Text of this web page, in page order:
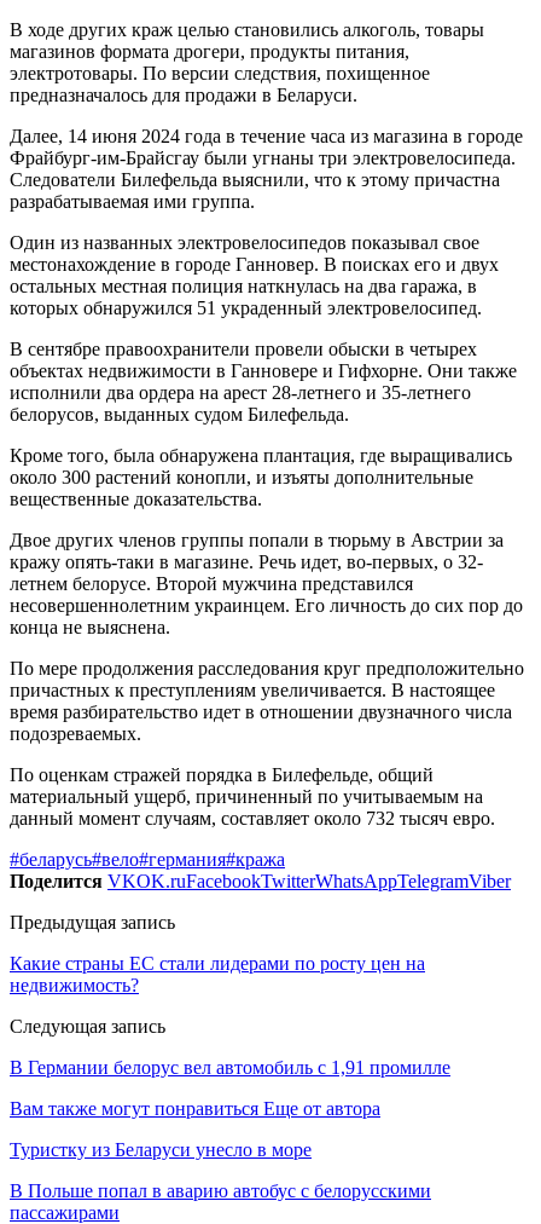
В ходе других краж целью становились алкоголь, товары
магазинов формата дрогери, продукты питания,
электротовары. По версии следствия, похищенное
предназначалось для продажи в Беларуси.
Далее, 14 июня 2024 года в течение часа из магазина в городе
Фрайбург-им-Брайсгау были угнаны три электровелосипеда.
Следователи Билефельда выяснили, что к этому причастна
разрабатываемая ими группа.
Один из названных электровелосипедов показывал свое
местонахождение в городе Ганновер. В поисках его и двух
остальных местная полиция наткнулась на два гаража, в
которых обнаружился 51 украденный электровелосипед.
В сентябре правоохранители провели обыски в четырех
объектах недвижимости в Ганновере и Гифхорне. Они также
исполнили два ордера на арест 28-летнего и 35-летнего
белорусов, выданных судом Билефельда.
Кроме того, была обнаружена плантация, где выращивались
около 300 растений конопли, и изъяты дополнительные
вещественные доказательства.
Двое других членов группы попали в тюрьму в Австрии за
кражу опять-таки в магазине. Речь идет, во-первых, о 32-
летнем белорусе. Второй мужчина представился
несовершеннолетним украинцем. Его личность до сих пор до
конца не выяснена.
По мере продолжения расследования круг предположительно
причастных к преступлениям увеличивается. В настоящее
время разбирательство идет в отношении двузначного числа
подозреваемых.
По оценкам стражей порядка в Билефельде, общий
материальный ущерб, причиненный по учитываемым на
данный момент случаям, составляет около 732 тысяч евро.
#беларусь#вело#германия#кража
Поделится VKOK.ruFacebookTwitterWhatsAppTelegramViber
Предыдущая запись
Какие страны ЕС стали лидерами по росту цен на
недвижимость?
Следующая запись
В Германии белорус вел автомобиль с 1,91 промилле
Вам также могут понравиться Еще от автора
Туристку из Беларуси унесло в море
В Польше попал в аварию автобус с белорусскими
пассажирами